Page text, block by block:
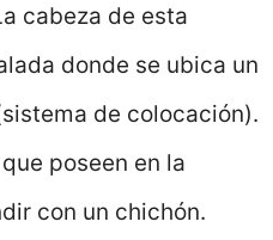
cabeza de esta
donde se ubica un
de colocación).
poseen en la
con un chichón.